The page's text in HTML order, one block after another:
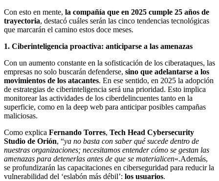
Con esto en mente, la compañía que en 2025 cumple 25 años de
trayectoria, destacó cuáles serán las cinco tendencias tecnológicas
que marcarán el camino estos doce meses.
1. Ciberinteligencia proactiva: anticiparse a las amenazas
Con un aumento constante en la sofisticación de los ciberataques, las
empresas no solo buscarán defenderse, sino que adelantarse a los
movimientos de los atacantes. En ese sentido, en 2025 la adopción
de estrategias de ciberinteligencia será una prioridad. Esto implica
monitorear las actividades de los ciberdelincuentes tanto en la
superficie, como en la deep web para anticipar posibles campañas
maliciosas.
Como explica Fernando Torres, Tech Head Cybersecurity
Studio de Orión, “ya no basta con saber qué sucede dentro de
nuestras organizaciones; necesitamos entender cómo se gestan las
amenazas para detenerlas antes de que se materialicen«.Además,
se profundizarán las capacitaciones en ciberseguridad para reducir la
vulnerabilidad del ‘eslabón más débil’: los usuarios.